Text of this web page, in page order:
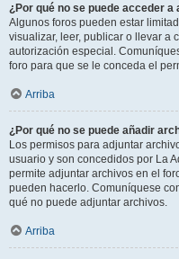
¿Por qué no se puede acceder a
Algunos foros pueden estar
visualizar, leer, publicar o llevar a
autorización especial.
foro para que se le conceda el
Arriba
¿Por qué no se puede añadir
Los permisos para adjuntar
usuario y son concedidos por La
permite adjuntar archivos en el
pueden hacerlo. Comuníquese
qué no puede adjuntar archivos.
Arriba